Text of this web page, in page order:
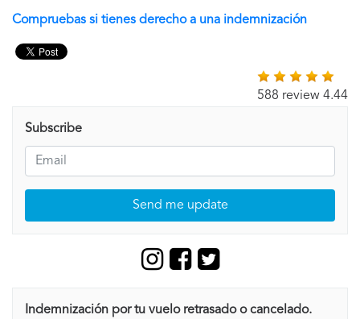
Compruebas si tienes derecho a una indemnización
588 review 4.44
Subscribe
Send me update
Indemnización por tu vuelo retrasado o cancelado.